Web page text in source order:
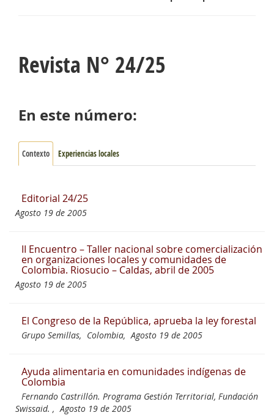
Revista N° 24/25
En este número:
Contexto Experiencias locales
Editorial 24/25
Agosto 19 de 2005
II Encuentro – Taller nacional sobre comercialización
en organizaciones locales y comunidades de
Colombia. Riosucio – Caldas, abril de 2005
Agosto 19 de 2005
El Congreso de la República, aprueba la ley forestal
Grupo Semillas, Colombia, Agosto 19 de 2005
Ayuda alimentaria en comunidades indígenas de
Colombia
Fernando Castrillón. Programa Gestión Territorial, Fundación
Swissaid. , Agosto 19 de 2005